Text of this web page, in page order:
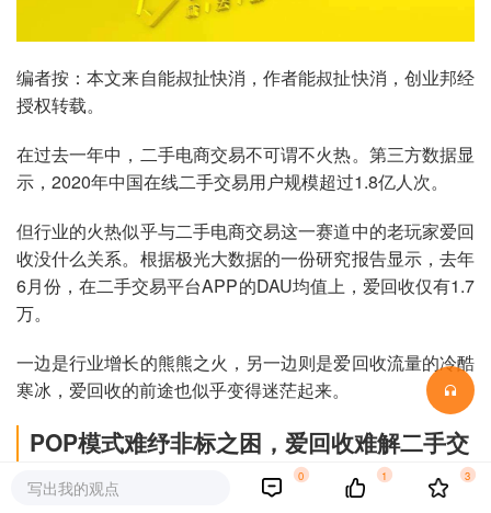
编者按：本文来自能叔扯快消，作者能叔扯快消，创业邦经
授权转载。
在过去一年中，二手电商交易不可谓不火热。第三方数据显
示，2020年中国在线二手交易用户规模超过1.8亿人次。
但行业的火热似乎与二手电商交易这一赛道中的老玩家爱回
收没什么关系。根据极光大数据的一份研究报告显示，去年
6月份，在二手交易平台APP的DAU均值上，爱回收仅有1.7
万。
一边是行业增长的熊熊之火，另一边则是爱回收流量的冷酷
寒冰，爱回收的前途也似乎变得迷茫起来。
POP模式难纾非标之困，爱回收难解二手交
易之痛
写出我的观点
0 1 3